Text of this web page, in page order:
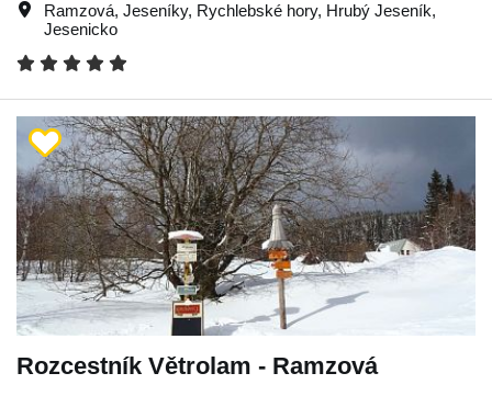
Ramzová, Jeseníky, Rychlebské hory, Hrubý Jeseník,
Jesenicko
Rozcestník Větrolam - Ramzová